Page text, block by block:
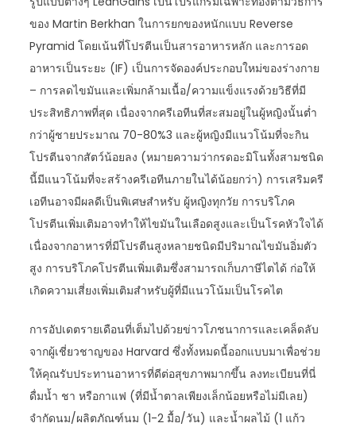
ของ Martin Berkhan ในการยกของหนักแบบ Reverse
Pyramid โดยเน้นที่โปรตีนเป็นสารอาหารหลัก และการอด
อาหารเป็นระยะ (IF) เป็นการจัดองค์ประกอบใหม่ของร่างกาย
– การลดไขมันและเพิ่มกล้ามเนื้อ/ความแข็งแรงด้วยวิธีที่มี
ประสิทธิภาพที่สุด เนื่องจากครีเอทีนที่สะสมอยู่ในผู้หญิงนั้นต่ำ
กว่าผู้ชายประมาณ 70-80%3 และผู้หญิงมีแนวโน้มที่จะกิน
โปรตีนจากสัตว์น้อยลง (หมายความว่ากรดอะมิโนทั้งสามชนิด
นี้มีแนวโน้มที่จะสร้างครีเอทีนภายในได้น้อยกว่า) การเสริมครี
เอทีนอาจมีผลดีเป็นพิเศษสำหรับ ผู้หญิงทุกวัย การบริโภค
โปรตีนเพิ่มเติมอาจทำให้ไขมันในเลือดสูงและเป็นโรคหัวใจได้
เนื่องจากอาหารที่มีโปรตีนสูงหลายชนิดมีปริมาณไขมันอิ่มตัว
สูง การบริโภคโปรตีนเพิ่มเติมซึ่งสามารถเก็บภาษีไตได้ ก่อให้
เกิดความเสี่ยงเพิ่มเติมสำหรับผู้ที่มีแนวโน้มเป็นโรคไต
การอัปเดตรายเดือนที่เต็มไปด้วยข่าวโภชนาการและเคล็ดลับ
จากผู้เชี่ยวชาญของ Harvard ซึ่งทั้งหมดนี้ออกแบบมาเพื่อช่วย
ให้คุณรับประทานอาหารที่ดีต่อสุขภาพมากขึ้น ลงทะเบียนที่นี่
ดื่มน้ำ ชา หรือกาแฟ (ที่มีน้ำตาลเพียงเล็กน้อยหรือไม่มีเลย)
จำกัดนม/ผลิตภัณฑ์นม (1-2 มื้อ/วัน) และน้ำผลไม้ (1 แก้ว